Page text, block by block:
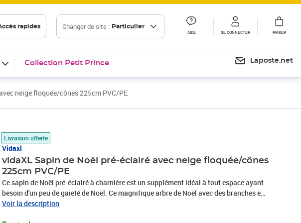
rapides Changer de site : Particulier
AIDE SE CONNECTER PANIER
Collection Petit Prince Laposte.net
neige floquée/cônes 225cm PVC/PE
Livraison offerte
Vidaxl
vidaXL Sapin de Noël pré-éclairé avec neige floquée/cônes
225cm PVC/PE
Ce sapin de Noël pré-éclairé à charnière est un supplément idéal à tout espace ayant
besoin d'un peu de gaieté de Noël. Ce magnifique arbre de Noël avec des branches en
PVC et PE. Les branches de l'arbre sont fixées au poteau central à l'aide d'un système
Voir la description
Prix barré 270,99 €
Prix 192,89€